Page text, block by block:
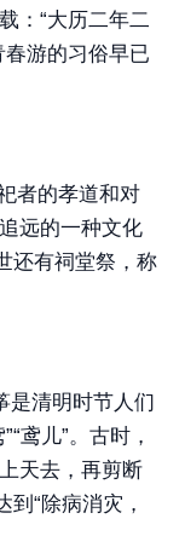
：“大历二年二
春游的习俗早已
者的孝道和对
远的一种文化
还有祠堂祭，称
是清明时节人们
鸢儿”。古时，
天去，再剪断
到“除病消灾，